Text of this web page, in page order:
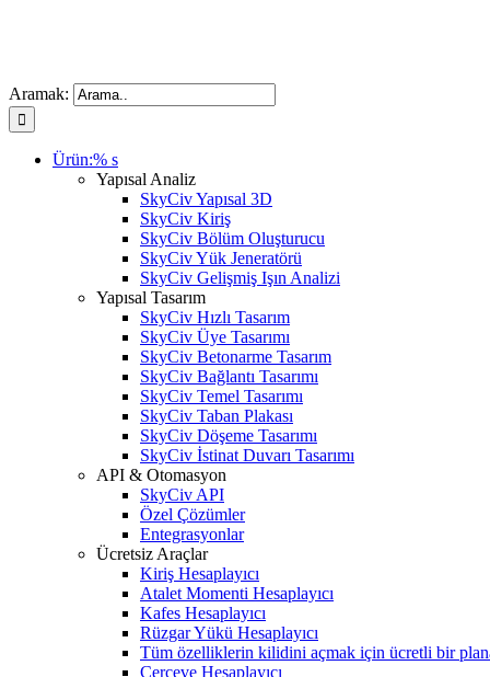
Aramak:
Ürün:% s
Yapısal Analiz
SkyCiv Yapısal 3D
SkyCiv Kiriş
SkyCiv Bölüm Oluşturucu
SkyCiv Yük Jeneratörü
SkyCiv Gelişmiş Işın Analizi
Yapısal Tasarım
SkyCiv Hızlı Tasarım
SkyCiv Üye Tasarımı
SkyCiv Betonarme Tasarım
SkyCiv Bağlantı Tasarımı
SkyCiv Temel Tasarımı
SkyCiv Taban Plakası
SkyCiv Döşeme Tasarımı
SkyCiv İstinat Duvarı Tasarımı
API & Otomasyon
SkyCiv API
Özel Çözümler
Entegrasyonlar
Ücretsiz Araçlar
Kiriş Hesaplayıcı
Atalet Momenti Hesaplayıcı
Kafes Hesaplayıcı
Rüzgar Yükü Hesaplayıcı
Tüm özelliklerin kilidini açmak için ücretli bir
Çerçeve Hesaplayıcı